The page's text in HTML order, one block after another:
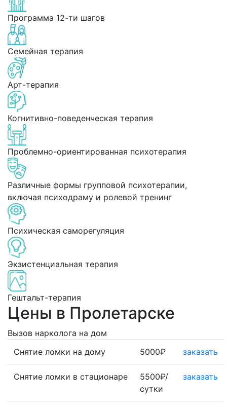
Программа 12-ти шагов
Семейная терапия
Арт-терапия
Когнитивно-поведенческая терапия
Проблемно-ориентированная психотерапия
Различные формы групповой психотерапии,
включая психодраму и ролевой тренинг
Психическая саморегуляция
Экзистенциальная терапия
Гештальт-терапия
Цены в Пролетарске
Вызов нарколога на дом
Снятие ломки на дому
5000₽ заказать
Снятие ломки в стационаре
5500₽/
сутки
заказать